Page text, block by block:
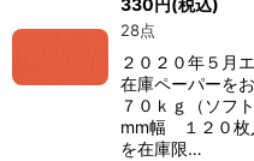
330円(税込)
28点
２０２０年５月
在庫ペーパーを
７０ｋｇ（ソフ
mm幅 １２０枚
を在庫限…